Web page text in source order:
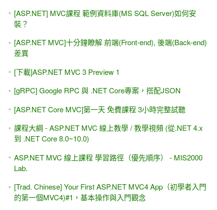
[ASP.NET] MVC課程 範例資料庫(MS SQL Server)如何安
裝？
[ASP.NET MVC]十分鐘瞭解 前端(Front-end), 後端(Back-end)
差異
[下載]ASP.NET MVC 3 Preview 1
[gRPC] Google RPC 與 .NET Core專案，搭配JSON
[ASP.NET Core MVC]第一天 免費課程 3小時完整試聽
課程大綱 - ASP.NET MVC 線上教學 / 教學視頻 (從.NET 4.x
到 .NET Core 8.0~10.0)
ASP.NET MVC 線上課程 學習路徑（優先順序） - MIS2000
Lab.
[Trad. Chinese] Your First ASP.NET MVC4 App（初學者入門
的第一個MVC4)#1，基本操作與入門觀念